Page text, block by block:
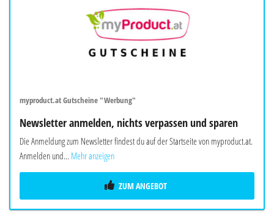
myproduct.at Gutscheine "Werbung"
Newsletter anmelden, nichts verpassen und sparen
Die Anmeldung zum Newsletter findest du auf der Startseite von myproduct.at.
Anmelden und... Mehr anzeigen
ZUM ANGEBOT